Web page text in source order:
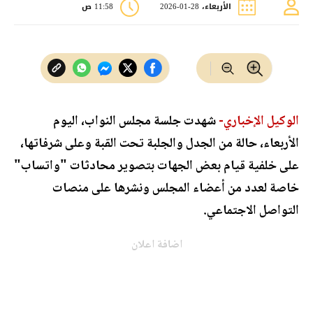
الأربعاء، 28-01-2026 11:58 ص
الوكيل الإخباري-شهدت جلسة مجلس النواب، اليوم
الأربعاء، حالة من الجدل والجلبة تحت القبة وعلى شرفاتها،
على خلفية قيام بعض الجهات بتصوير محادثات "واتساب"
خاصة لعدد من أعضاء المجلس ونشرها على منصات
التواصل الاجتماعي.
اضافة اعلان